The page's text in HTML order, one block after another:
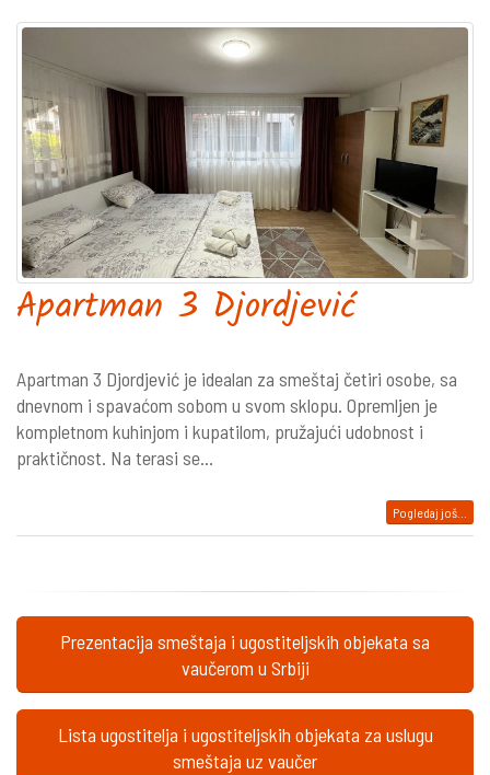
Apartman 3 Djordjević
Apartman 3 Djordjević je idealan za smeštaj četiri osobe, sa
dnevnom i spavaćom sobom u svom sklopu. Opremljen je
kompletnom kuhinjom i kupatilom, pružajući udobnost i
praktičnost. Na terasi se...
Pogledaj još...
Prezentacija smeštaja i ugostiteljskih objekata sa
vaučerom u Srbiji
Lista ugostitelja i ugostiteljskih objekata za uslugu
smeštaja uz vaučer